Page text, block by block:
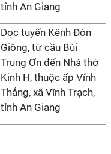
tỉnh An Giang
Dọc tuyến Kênh Đòn
Giông, từ cầu Bùi
Trung Ơn đến Nhà thờ
Kinh H, thuộc ấp Vĩnh
Thắng, xã Vĩnh Trạch,
tỉnh An Giang